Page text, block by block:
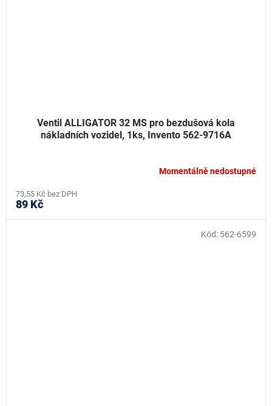
Ventil ALLIGATOR 32 MS pro bezdušová kola
nákladních vozidel, 1ks, Invento 562-9716A
Momentálně nedostupné
73,55 Kč bez DPH
89 Kč
Kód: 562-6599